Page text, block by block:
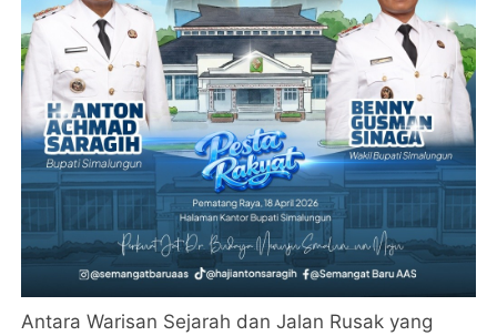
Antara Warisan Sejarah dan Jalan Rusak yang